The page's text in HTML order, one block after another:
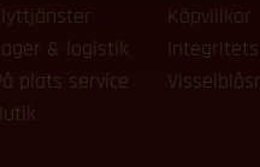
& logistik
plats service
Köpvillkor